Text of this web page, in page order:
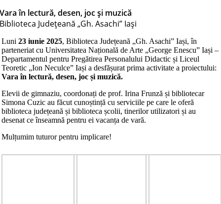
Vara în lectură, desen, joc și muzică
Biblioteca Judeţeană „Gh. Asachi” Iaşi
Luni 23 iunie 2025, Biblioteca Județeană „Gh. Asachi” Iași, în
parteneriat cu Universitatea Națională de Arte „George Enescu” Iași –
Departamentul pentru Pregătirea Personalului Didactic și Liceul
Teoretic „Ion Neculce” Iași a desfășurat prima activitate a proiectului:
Vara în lectură, desen, joc și muzică.
Elevii de gimnaziu, coordonați de prof. Irina Frunză și bibliotecar
Simona Cuzic au făcut cunoștință cu serviciile pe care le oferă
biblioteca județeană și biblioteca școlii, tinerilor utilizatori și au
desenat ce înseamnă pentru ei vacanța de vară.
Mulțumim tuturor pentru implicare!